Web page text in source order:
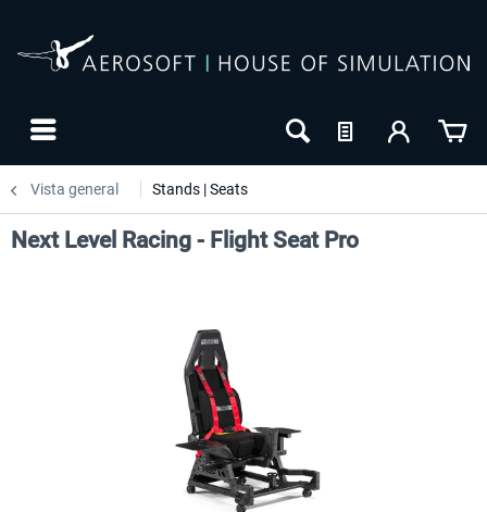
Vista general Stands | Seats
Next Level Racing - Flight Seat Pro